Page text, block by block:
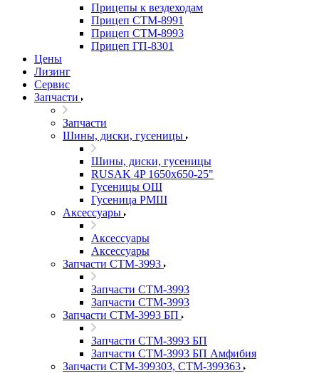
Прицепы к вездеходам
Прицеп СТМ-8991
Прицеп СТМ-8993
Прицеп ГП-8301
Цены
Лизинг
Сервис
Запчасти
Запчасти
Шины, диски, гусеницы
Шины, диски, гусеницы
RUSAK 4P 1650х650-25"
Гусеницы ОШ
Гусеница РМШ
Аксессуары
Аксессуары
Аксессуары
Запчасти СТМ-3993
Запчасти СТМ-3993
Запчасти СТМ-3993
Запчасти СТМ-3993 БП
Запчасти СТМ-3993 БП
Запчасти СТМ-3993 БП Амфибия
Запчасти СТМ-399303, СТМ-399363